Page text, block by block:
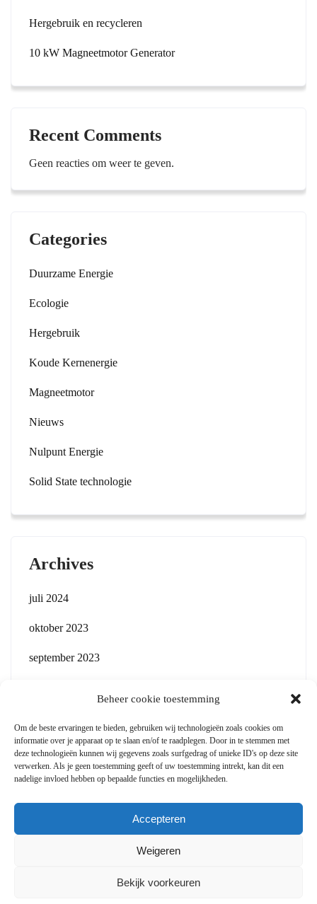
Beheer cookie toestemming
Om de beste ervaringen te bieden, gebruiken wij technologieën zoals cookies om
informatie over je apparaat op te slaan en/of te raadplegen. Door in te stemmen met
deze technologieën kunnen wij gegevens zoals surfgedrag of unieke ID's op deze site
verwerken. Als je geen toestemming geeft of uw toestemming intrekt, kan dit een
nadelige invloed hebben op bepaalde functies en mogelijkheden.
Accepteren
Weigeren
Bekijk voorkeuren
Hergebruik en recycleren
10 kW Magneetmotor Generator
Recent Comments
Geen reacties om weer te geven.
Categories
Duurzame Energie
Ecologie
Hergebruik
Koude Kernenergie
Magneetmotor
Nieuws
Nulpunt Energie
Solid State technologie
Archives
juli 2024
oktober 2023
september 2023
Legaal
ANBI
Privacybeleid